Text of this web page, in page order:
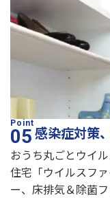
感染症対策
おうち丸ごとウイ
住宅「ウイルスフ
ー、床排気＆除菌